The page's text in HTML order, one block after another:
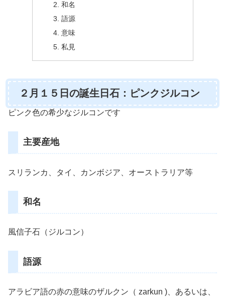
和名
語源
意味
私見
２月１５日の誕生日石：ピンクジルコン
ピンク色の希少なジルコンです
主要産地
スリランカ、タイ、カンボジア、オーストラリア等
和名
風信子石（ジルコン）
語源
アラビア語の赤の意味のザルクン（ zarkun )、あるいは、